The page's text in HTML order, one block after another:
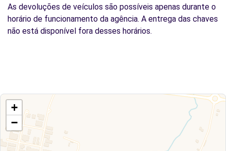
As devoluções de veículos são possíveis apenas durante o
horário de funcionamento da agência. A entrega das chaves
não está disponível fora desses horários.
+
−